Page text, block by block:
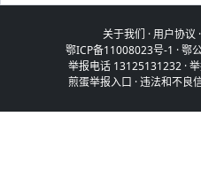
关于我们 ·用户协议 ·
鄂ICP备11008023号-1 ·鄂
举报电话 13125131232 ·
煎蛋举报入口 ·违法和不良